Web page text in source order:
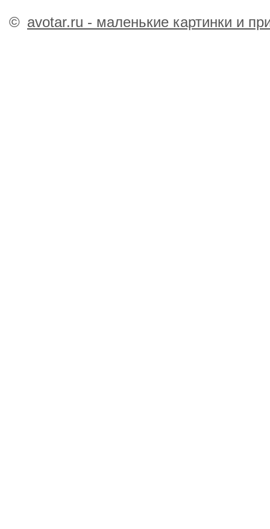
© avotar.ru - маленькие картинки и